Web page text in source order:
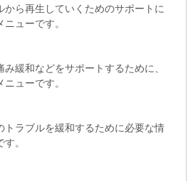
から再生していくためのサポートに
ューです。
緩和などをサポートするために、
ューです。
トラブルを緩和するために必要な情
。